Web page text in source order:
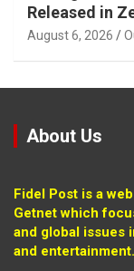
Released in
August 6, 2026
About Us
Fidel Post is a
Getnet which
and global issues
and entertainment.